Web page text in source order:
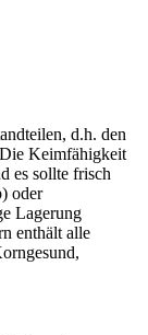
d.h. den
Keimfähigkeit
es sollte frisch
oder
Lagerung
enthält alle